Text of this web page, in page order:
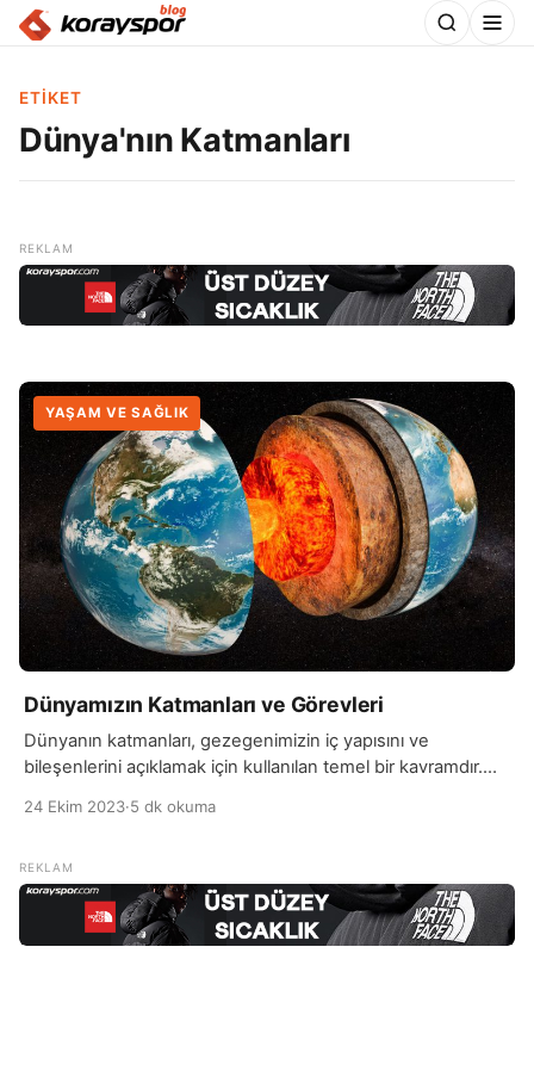
ETIKET
Dünya'nın Katmanları
YAŞAM VE SAĞLIK
Dünyamızın Katmanları ve Görevleri
Dünyanın katmanları, gezegenimizin iç yapısını ve
bileşenlerini açıklamak için kullanılan temel bir kavramdır.
çekirdek olarak dört ana bölüme ayrılır. Her katmanın farklı
kabuk, kara parçalarından ve okyanus tabanlarından oluşur.
Bu katman, yaşamın sürdüğü yerdir ve tüm canlı
organizmaların evi […]
24 Ekim 2023·5 dk okuma